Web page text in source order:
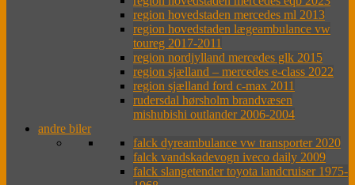
region hovedstaden mercedes ml 2013
region hovedstaden lægeambulance vw
toureg 2017-2011
region nordjylland mercedes glk 2015
region sjælland – mercedes e-class 2022
region sjælland ford c-max 2011
rudersdal hørsholm brandvæsen
mishubishi outlander 2006-2004
andre biler
falck dyreambulance vw transporter 2020
falck vandskadevogn iveco daily 2009
falck slangetender toyota landcruiser 1975-